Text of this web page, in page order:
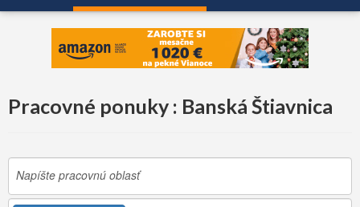
Pracovné ponuky : Banská Štiavnica